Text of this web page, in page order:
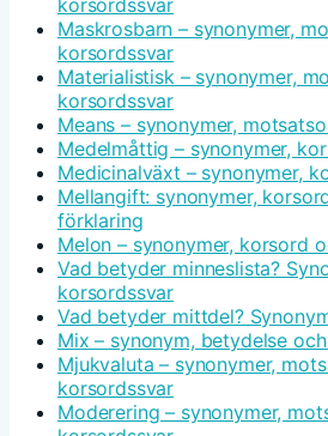
korsordssvar
Maskrosbarn – synonymer,
korsordssvar
Materialistisk – synonymer,
korsordssvar
Means – synonymer,
Medelmåttig – synonymer,
Medicinalväxt – synonymer,
Mellangift: synonymer,
förklaring
Melon – synonymer, korsord
Vad betyder minneslista?
korsordssvar
Vad betyder mittdel?
Mix – synonym, betydelse
Mjukvaluta – synonymer,
korsordssvar
Moderering – synonymer,